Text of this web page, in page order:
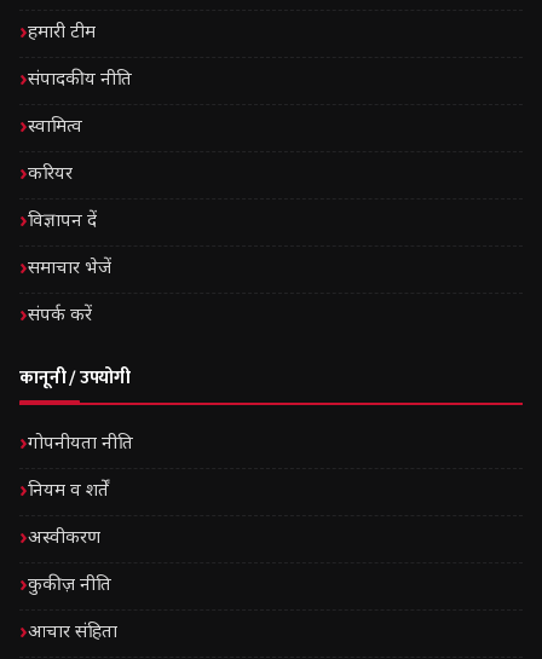
हमारी टीम
संपादकीय नीति
स्वामित्व
करियर
विज्ञापन दें
समाचार भेजें
संपर्क करें
कानूनी / उपयोगी
गोपनीयता नीति
नियम व शर्तें
अस्वीकरण
कुकीज़ नीति
आचार संहिता